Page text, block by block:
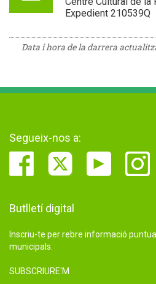
Expedient 210539Q
Data i hora de la darrera
Segueix-nos a:
Butlletí digital
Inscriu-te per rebre informació
municipals.
SUBSCRIURE'M